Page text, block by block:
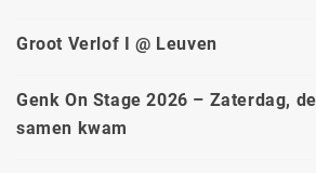
Groot Verlof I @ Leuven
Genk On Stage 2026 – Zaterdag,
samen kwam